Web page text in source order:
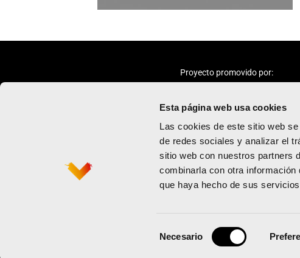
Esta página web usa cookies
Las cookies de este sitio web
de redes sociales y analizar el
sitio web con nuestros partners
combinarla con otra
que haya hecho de sus
Necesario
Proyecto promovido por:
Política de privacidad